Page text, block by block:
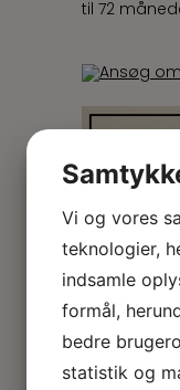
til 72
Vi og vores
teknologier,
indsamle
formål,
bedre
statistik og